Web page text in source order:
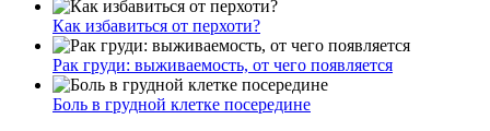
Как избавиться от перхоти?
Рак груди: выживаемость, от чего появляется
Боль в грудной клетке посередине